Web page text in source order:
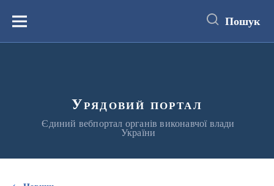
вмістуМеню Пошук
Урядовий портал
Єдиний вебпортал органів виконавчої влади
України